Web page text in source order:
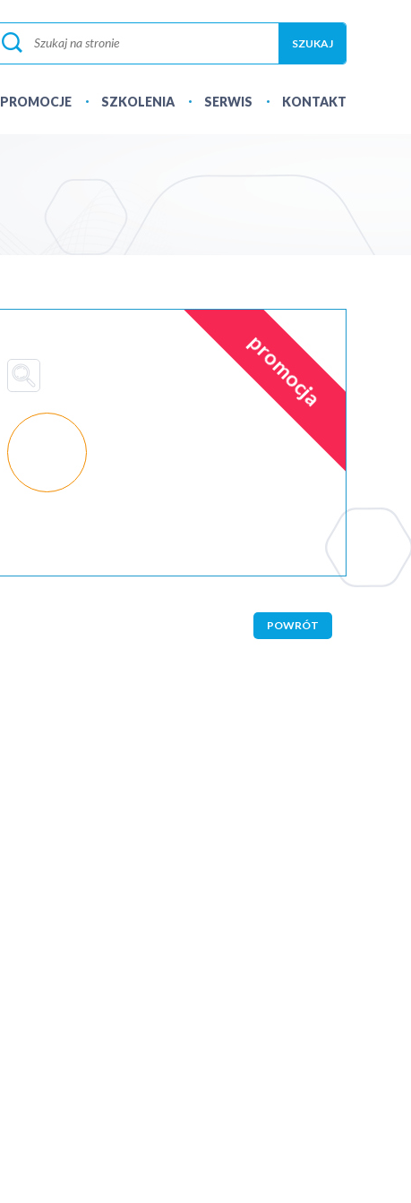
PROMOCJE SZKOLENIA SERWIS KONTAKT
POWRÓT